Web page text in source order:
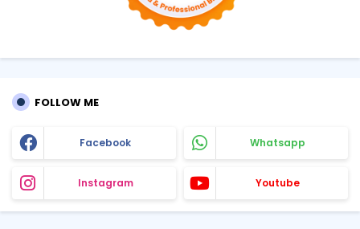
FOLLOW ME
Facebook Whatsapp
Instagram Youtube